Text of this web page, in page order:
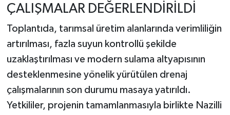
ÇALIŞMALAR DEĞERLENDİRİLDİ
Toplantıda, tarımsal üretim alanlarında verimliliğin
artırılması, fazla suyun kontrollü şekilde
uzaklaştırılması ve modern sulama altyapısının
desteklenmesine yönelik yürütülen drenaj
çalışmalarının son durumu masaya yatırıldı.
Yetkililer, projenin tamamlanmasıyla birlikte Nazilli